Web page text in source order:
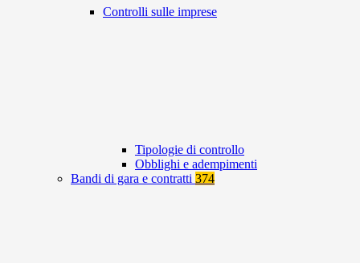
Controlli sulle imprese
Tipologie di controllo
Obblighi e adempimenti
Bandi di gara e contratti 374